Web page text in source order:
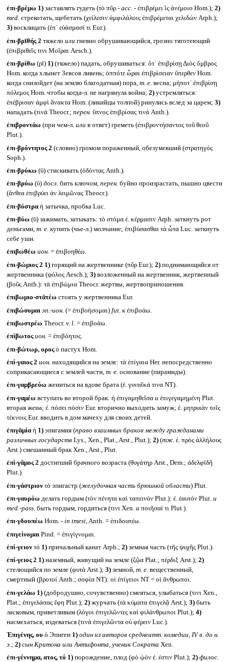
ἐπι-βρέμω 1)заставлять гудеть (τὸ πῦρ - acc. -ἐπιβρέμει ἲς ἀνέμοιο Hom.); 2)
med. стрекотать, щебетать (χείλεσιν ἀμφιλάλοις ἐπιβρέμεται χελιδών Arph.);
3)восклицать (ἐπ᾽ εὐάσμασί τι Eur.).
ἐπι-βρῑθής 2 тяжело или гневно обрушивающийся, грозно тяготеющий
(ἐπιβριθεῖς τινι Μοῖραι Aesch.).
ἐπι-βρίθω (ρῑ) 1)(тяжело) падать, обрушиваться: ὅτ᾽ ἐπιβρίσῃ Διὸς ὄμβρος
Hom. когда хлынет Зевсов ливень; ὁππότε ὧραι ἐπιβρίσειαν ὕπερθεν Hom.
когда снизойдет (на землю благодатная) пора,т. е. весна; μήποτ᾽ ἐπιβρίσῃ
πόλεμος Hom. чтобы когда-л. не нагрянула война; 2)устремляться:
ἐπέβρισαν ἀμφὶ ἄνακτα Hom. (ликийцы толпой) ринулись вслед за царем; 3)
нападать (τινά Theocr.; перен. ὕπνος ἐπιβρίσας τινά Anth.).
ἐπιβροντάω (при чем-л. или в ответ) греметь (ἐπιβροντήσαντος τοῦ θεοῦ
Plut.).
ἐπι-βρόντητος 2 (словно) громом пораженный, обезумевший (στρατηγός
Soph.).
ἐπι-βρύκω (ῡ) стискивать (ὀδόντας Anth.).
ἐπι-βρύω (ῡ) досл. бить ключом, перен. буйно произрастать, пышно цвести
(ἄνθεα ἐπιβρύει ἀν λειμῶνας Theocr.).
ἐπι-βύστρα ἡ затычка, пробка Luc.
ἐπι-βύω (ῡ) зажимать, затыкать: τὸ στόμα ἐ. κέρμασιν Arph. заткнуть рот
деньгами, т. е. купить (чье-л.) молчание; ἐπιβύσασθαι τὰ ὦτα Luc. заткнуть
себе уши.
ἐπιβωθέω ион. = ἐπιβοηθέω.
ἐπι-βώμιος 2 1)горящий на жертвеннике (πῦρ Eur.); 2)поднимающийся от
жертвенника (ψόλος Aesch.); 3)возложенный на жертвенник, жертвенный
(βοῦς Anth.): τὰ ἐπιβώμια Theocr. жертвы, жертвоприношения.
ἐπιβωμιο-στᾰτέω стоять у жертвенника Eur.
ἐπιβώσομαι эп.-ион. (= ἐπιβοήσομαι) fut. кἐπιβοάω.
ἐπιβωστρέω Theocr. v. l. = ἐπιβοάω.
ἐπίβωτος ион. = ἐπιβόητος.
ἐπι-βώτωρ, οροςὁ пастух Hom.
ἐπί-γαιος 2 ион. находящийся на земле: τὰ ἐπίγαια Her. непосредственно
соприкасающиеся с землей части, т. е. основание (пирамиды).
ἐπι-γαμβρεύω жениться на вдове брата (ἐ. γυναῖκά τινα NT).
ἐπι-γαμέω вступать во второй брак: ἡ ἐπιγαμηθεῖσα и ἐπιγεγαμημένη Plut.
вторая жена; ἐ. πόσει πόσιν Eur. вторично выходить замуж; ἐ. μητρυιὰν τοῖς
τέκνοις Eur. вводить в дом мачеху для своих детей.
ἐπιγᾰμία ἡ 1)эпигамия (право взаимных браков между гражданами
различных государствLys., Xen., Plat., Arst., Plut.); 2)(тж. ἐ. πρὸς ἀλλήλους
Arst.) смешанный брак Xen., Arst., Plut.
ἐπί-γᾰμος 2 достигший брачного возраста (θυγάτηρ Arst., Dem.; ἀδελφῑδῆ
Plut.).
ἐπι-γάστριον τό эпигастр (желудочная часть брюшной области) Plut.
ἐπι-γαυρόω делать гордым (τὸν πένητα καὶ ταπεινόν Plut.): ἐ. ἑαυτόν Plut. и
med.-pass. быть гордым, гордиться (τινι Xen. и ποιῆσαί τι Plut.).
ἐπι-γδουπέω Hom. - in tmesi,Anth. = ἐπιδουπέω.
ἐπιγείνομαι Pind. = ἐπιγίγνομαι.
ἐπί-γειον τό 1)причальный канат Arph.; 2)земная часть (τῆς ψυχῆς Plut.).
ἐπί-γειος 2 1)наземный, живущий на земле (ζῷα Plat.; πέρδιξ Arst.); 2)
стелющийся по земле (φυτά Arst.); 3)земной, т. е. вещественный,
смертный (βροτοί Anth.; σοφία NT): οἱ ἐπίγειοι NT = οἱ ἄνθρωποι.
ἐπι-γελάω 1)(добродушно, сочувственно) смеяться, улыбаться (τινι Xen.,
Plat.; ἐπιγελάσας ἔφη Plut.); 2)журчать (τὰ κύματα ἐπιγελᾷ Arst.); 3)быть
ласковым, приветливым (λόγοι ἐπιγελῶντες καὶ φιλάνθρωποι Plut.); 4)
насмехаться, издеваться (τινὰ ἐπιγελῶντα οὐ φέρειν Luc.).
Ἐπιγένης, ουὁ Эпиген 1) один из авторов среднеатт. комедии, IV в. до н.
э.; 2) сын Критона или Антифонта, ученик Сократа Xen.
ἐπι-γέννημα, ατος, τό 1)порождение, плод (φὸ ᾠὸν ἐ. ἐστιν Plut.); 2) филос.